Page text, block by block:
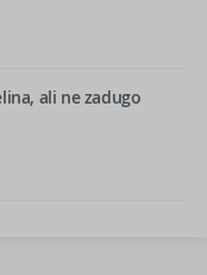
ali ne zadugo